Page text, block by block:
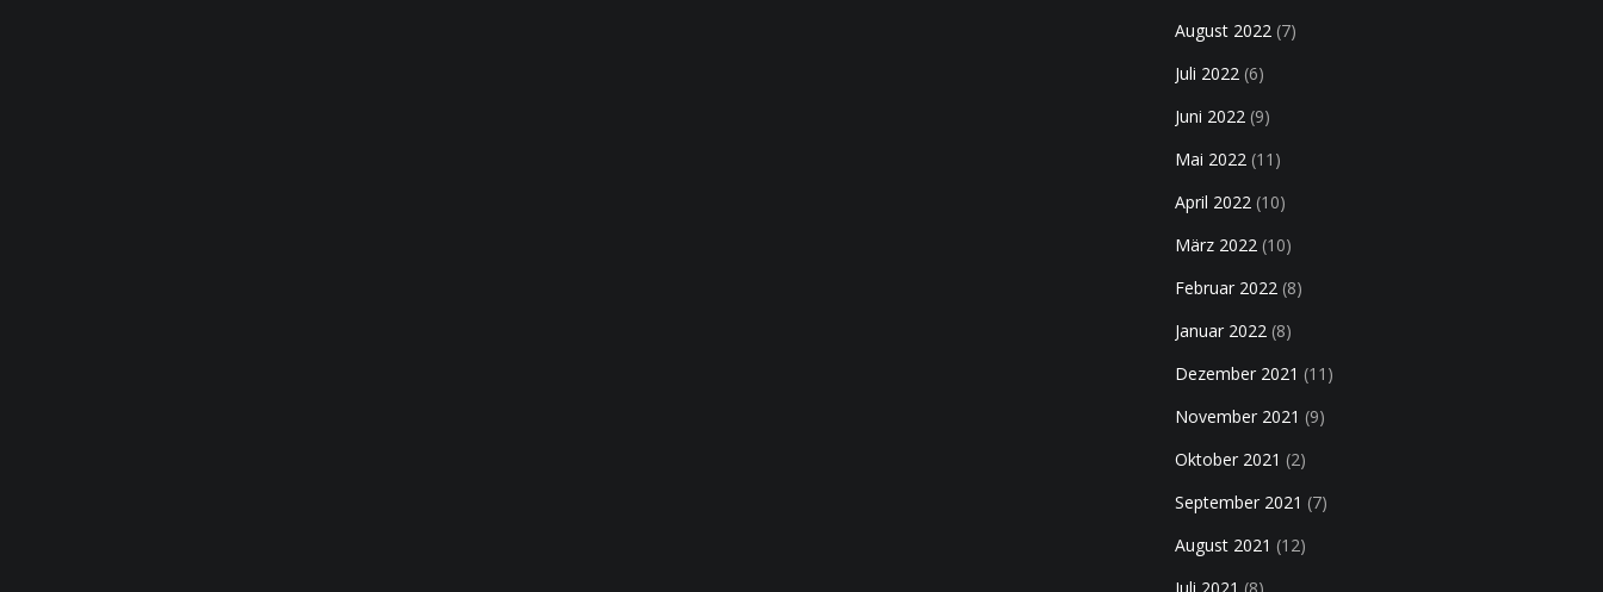
August 2022(7)
Juli 2022(6)
Juni 2022(9)
Mai 2022(11)
April 2022(10)
März 2022(10)
Februar 2022(8)
Januar 2022(8)
Dezember 2021 (11)
November 2021 (9)
Oktober 2021 (2)
September 2021 (7)
August 2021 (12)